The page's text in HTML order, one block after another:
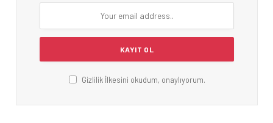
Gizlilik İlkesini okudum, onaylıyorum.